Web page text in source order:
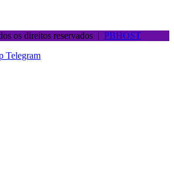
os direitos reservados | PBHOST
Telegram